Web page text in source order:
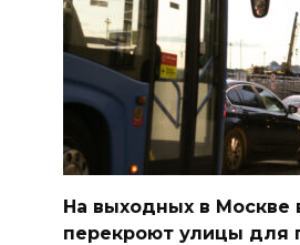
На выходных в Москве
перекроют улицы для